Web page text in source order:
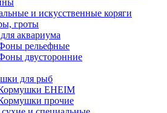
и искусственные коряги
гроты
аквариума
рельефные
двусторонние
для рыб
EHEIM
прочие